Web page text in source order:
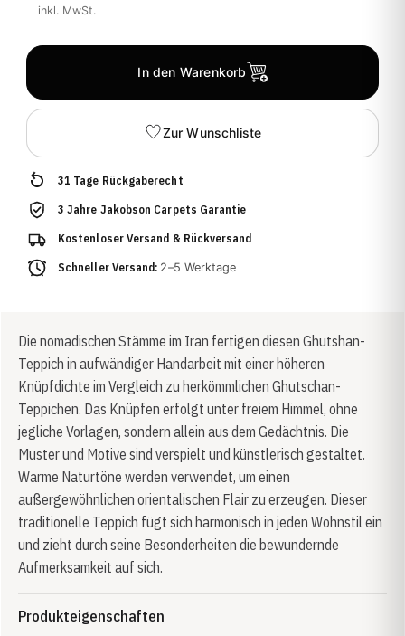
inkl. MwSt.
In den Warenkorb
Zur Wunschliste
31 Tage Rückgaberecht
3 Jahre Jakobson Carpets Garantie
Kostenloser Versand & Rückversand
Schneller Versand: 2–5 Werktage
Die nomadischen Stämme im Iran fertigen diesen Ghutshan-
Teppich in aufwändiger Handarbeit mit einer höheren
Knüpfdichte im Vergleich zu herkömmlichen Ghutschan-
Teppichen. Das Knüpfen erfolgt unter freiem Himmel, ohne
jegliche Vorlagen, sondern allein aus dem Gedächtnis. Die
Muster und Motive sind verspielt und künstlerisch gestaltet.
Warme Naturtöne werden verwendet, um einen
außergewöhnlichen orientalischen Flair zu erzeugen. Dieser
traditionelle Teppich fügt sich harmonisch in jeden Wohnstil ein
und zieht durch seine Besonderheiten die bewundernde
Aufmerksamkeit auf sich.
Produkteigenschaften